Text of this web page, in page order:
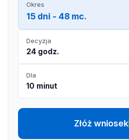
Okres
15 dni - 48 mc.
Decyzja
24 godz.
Dla
10 minut
Złóż wniosek